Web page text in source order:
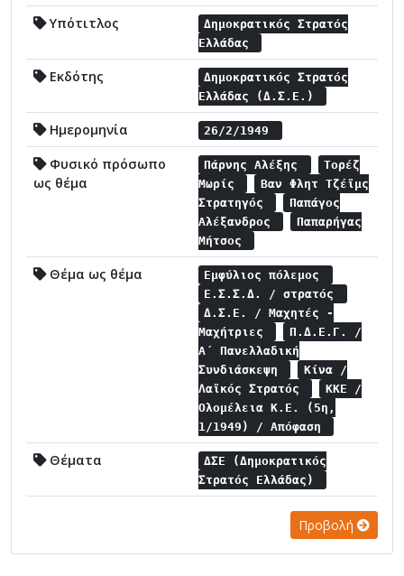
Υπότιτλος
Δημοκρατικός Στρατός
Ελλάδας
Εκδότης
Δημοκρατικός Στρατός
Ελλάδας (Δ.Σ.Ε.)
Ημερομηνία 26/2/1949
Φυσικό πρόσωπο
ως θέμα
Πάρνης Αλέξης
Τορέζ
Μωρίς
Βαν Φλητ Τζέϊμς
Στρατηγός
Παπάγος
Αλέξανδρος
Παπαρήγας
Μήτσος
Θέμα ως θέμα
Εμφύλιος πόλεμος
Ε.Σ.Σ.Δ. / στρατός
Δ.Σ.Ε. / Μαχητές -
Μαχήτριες
Π.Δ.Ε.Γ. /
Α΄ Πανελλαδική
Συνδιάσκεψη
Κίνα /
Λαϊκός Στρατός
ΚΚΕ /
Ολομέλεια Κ.Ε. (5η,
1/1949) / Απόφαση
Θέματα
ΔΣΕ (Δημοκρατικός
Στρατός Ελλάδας)
Προβολή